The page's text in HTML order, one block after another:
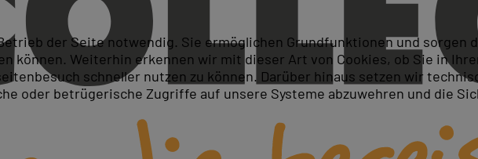
optimieren
der Seite notwendig. Sie ermöglichen Grundfunktionen und sorgen
können. Weiterhin erkennen wir mit dieser Art von Cookies, ob Sie in
schneller nutzen zu können. Darüber hinaus setzen wir
oder betrügerische Zugriffe auf unsere Systeme abzuwehren und die